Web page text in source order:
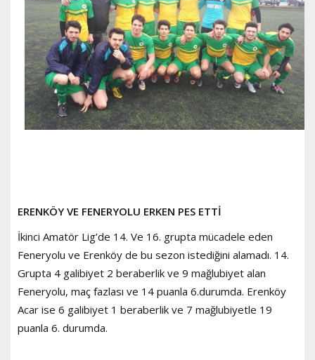
ERENKÖY VE FENERYOLU ERKEN PES ETTİ
İkinci Amatör Lig’de 14. Ve 16. grupta mücadele eden
Feneryolu ve Erenköy de bu sezon istediğini alamadı. 14.
Grupta 4 galibiyet 2 beraberlik ve 9 mağlubiyet alan
Feneryolu, maç fazlası ve 14 puanla 6.durumda. Erenköy
Acar ise 6 galibiyet 1 beraberlik ve 7 mağlubiyetle 19
puanla 6. durumda.